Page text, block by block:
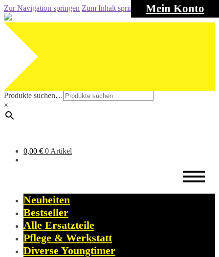
Mein Konto
Zur Navigation springen Zum Inhalt springen
Produkte suchen…
×
0,00 € 0 Artikel
Neuheiten
Bestseller
Alle Ersatzteile
Pflege & Werkstatt
Diverse Youngtimer